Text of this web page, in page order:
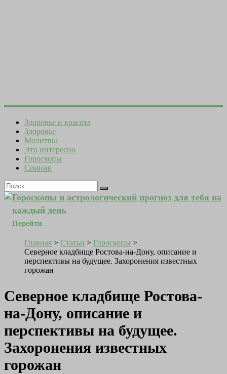
Здоровье и красота
Здоровье
Молитвы
Это интересно
Гороскопы
Сонник
Гороскопы и астрологический прогноз для тебя на
каждый день
Перейти
Главная > Статьи > Гороскопы >
Северное кладбище Ростова-на-Дону, описание и
перспективы на будущее. Захоронения известных
горожан
Северное кладбище Ростова-
на-Дону, описание и
перспективы на будущее.
Захоронения известных
горожан